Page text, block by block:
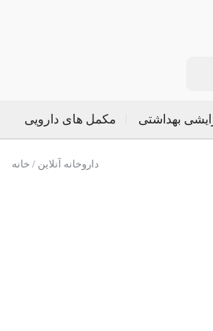
مکمل های دارویی بهداشتی
خانه / داروخانه آنلاین